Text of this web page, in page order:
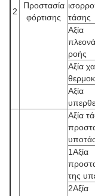
2
Προστασία
φόρτισης
τάσης
Αξία
ροής
Αξία
Αξία
Αξία
1Αξία
της
2Αξία